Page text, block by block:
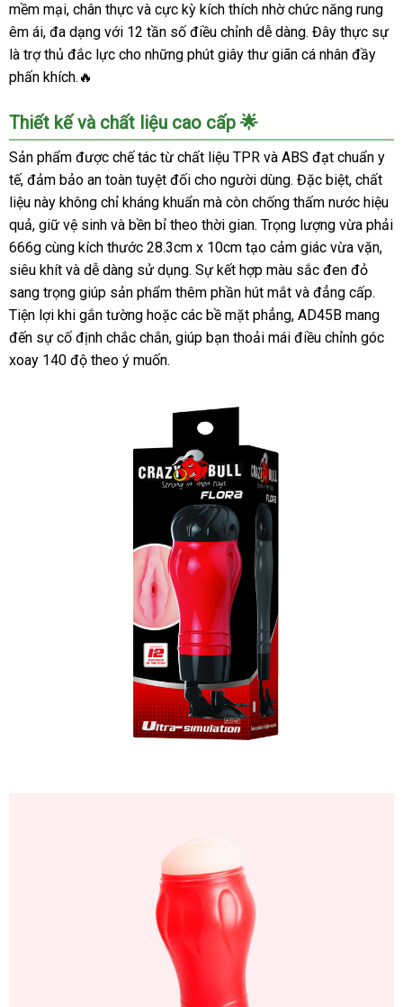
mềm mại, chân thực và cực kỳ kích thích nhờ chức năng rung
êm ái, đa dạng với 12 tần số điều chỉnh dễ dàng. Đây thực sự
là trợ thủ đắc lực cho những phút giây thư giãn cá nhân đầy
phấn khích.🔥
Thiết kế và chất liệu cao cấp 🌟
Sản phẩm được chế tác từ chất liệu TPR và ABS đạt chuẩn y
tế, đảm bảo an toàn tuyệt đối cho người dùng. Đặc biệt, chất
liệu này không chỉ kháng khuẩn mà còn chống thấm nước hiệu
quả, giữ vệ sinh và bền bỉ theo thời gian. Trọng lượng vừa phải
666g cùng kích thước 28.3cm x 10cm tạo cảm giác vừa vặn,
siêu khít và dễ dàng sử dụng. Sự kết hợp màu sắc đen đỏ
sang trọng giúp sản phẩm thêm phần hút mắt và đẳng cấp.
Tiện lợi khi gắn tường hoặc các bề mặt phẳng, AD45B mang
đến sự cố định chắc chắn, giúp bạn thoải mái điều chỉnh góc
xoay 140 độ theo ý muốn.